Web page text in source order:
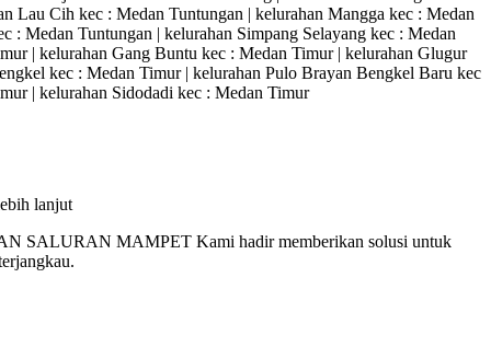
Lau Cih kec : Medan Tuntungan | kelurahan Mangga kec : Medan
Medan Tuntungan | kelurahan Simpang Selayang kec : Medan
| kelurahan Gang Buntu kec : Medan Timur | kelurahan Glugur
kec : Medan Timur | kelurahan Pulo Brayan Bengkel Baru kec
| kelurahan Sidodadi kec : Medan Timur
lanjut
SALURAN MAMPET Kami hadir memberikan solusi untuk